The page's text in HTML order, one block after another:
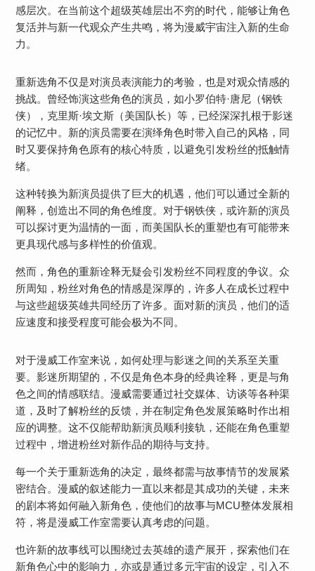
感层次。在当前这个超级英雄层出不穷的时代，能够让角色
复活并与新一代观众产生共鸣，将为漫威宇宙注入新的生命
力。
重新选角不仅是对演员表演能力的考验，也是对观众情感的
挑战。曾经饰演这些角色的演员，如小罗伯特·唐尼（钢铁
侠），克里斯·埃文斯（美国队长）等，已经深深扎根于影迷
的记忆中。新的演员需要在演绎角色时带入自己的风格，同
时又要保持角色原有的核心特质，以避免引发粉丝的抵触情
绪。
这种转换为新演员提供了巨大的机遇，他们可以通过全新的
阐释，创造出不同的角色维度。对于钢铁侠，或许新的演员
可以探讨更为温情的一面，而美国队长的重塑也有可能带来
更具现代感与多样性的价值观。
然而，角色的重新诠释无疑会引发粉丝不同程度的争议。众
所周知，粉丝对角色的情感是深厚的，许多人在成长过程中
与这些超级英雄共同经历了许多。面对新的演员，他们的适
应速度和接受程度可能会极为不同。
对于漫威工作室来说，如何处理与影迷之间的关系至关重
要。影迷所期望的，不仅是角色本身的经典诠释，更是与角
色之间的情感联结。漫威需要通过社交媒体、访谈等各种渠
道，及时了解粉丝的反馈，并在制定角色发展策略时作出相
应的调整。这不仅能帮助新演员顺利接轨，还能在角色重塑
过程中，增进粉丝对新作品的期待与支持。
每一个关于重新选角的决定，最终都需与故事情节的发展紧
密结合。漫威的叙述能力一直以来都是其成功的关键，未来
的剧本将如何融入新角色，使他们的故事与MCU整体发展相
符，将是漫威工作室需要认真考虑的问题。
也许新的故事线可以围绕过去英雄的遗产展开，探索他们在
新角色心中的影响力，亦或是通过多元宇宙的设定，引入不